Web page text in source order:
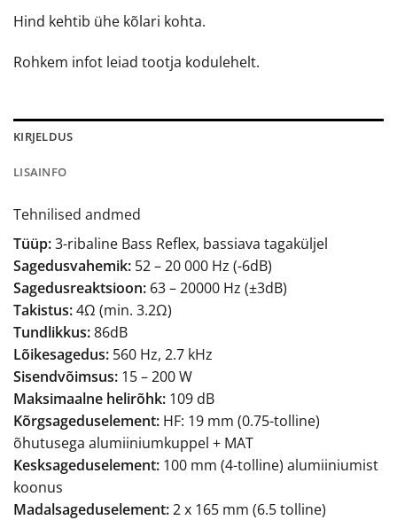
Hind kehtib ühe kõlari kohta.
Rohkem infot leiad tootja kodulehelt.
KIRJELDUS
LISAINFO
Tehnilised andmed
Tüüp:3-ribaline Bass Reflex, bassiava tagaküljel
Sagedusvahemik: 52 – 20 000 Hz (-6dB)
Sagedusreaktsioon: 63 – 20000 Hz (±3dB)
Takistus:4Ω (min. 3.2Ω)
Tundlikkus:86dB
Lõikesagedus: 560 Hz, 2.7 kHz
Sisendvõimsus: 15 – 200 W
Maksimaalne helirõhk: 109 dB
Kõrgsageduselement: HF: 19 mm (0.75-tolline)
õhutusega alumiiniumkuppel + MAT
Kesksageduselement: 100 mm (4-tolline) alumiiniumist
koonus
Madalsageduselement:2 x 165 mm (6.5 tolline)